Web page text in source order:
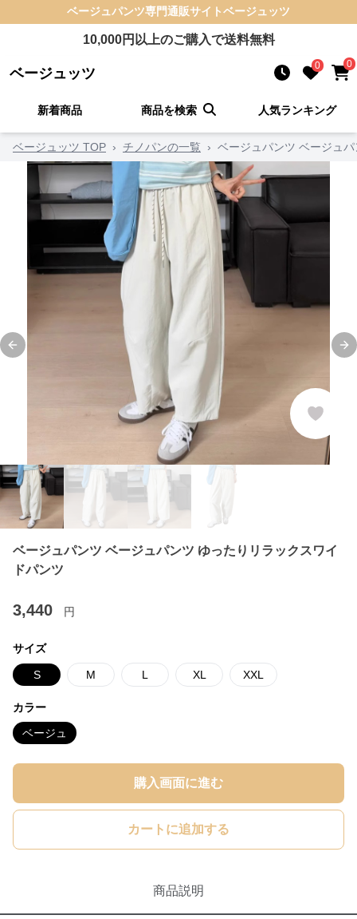
ベージュパンツ専門通販サイトベージュッツ
10,000円以上のご購入で送料無料
ベージュッツ 0 0
新着商品 商品を検索 人気ランキング
ベージュッツ TOP › チノパンの一覧 › ベージュパンツ ベージュ
Previous slide
ベージュパンツ ベージュパンツ ゆったりリラックスワイ
ドパンツ
3,440 円
サイズ
S M L XL XXL
カラー
ベージュ
購入画面に進む
カートに追加する
商品説明